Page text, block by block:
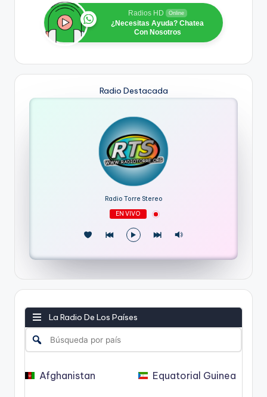
Radios HD Online
¿Necesitas Ayuda? Chatea
Con Nosotros
Radio Destacada
Radio Torre Stereo
EN VIVO
La Radio De Los Países
Afghanistan Equatorial Guinea